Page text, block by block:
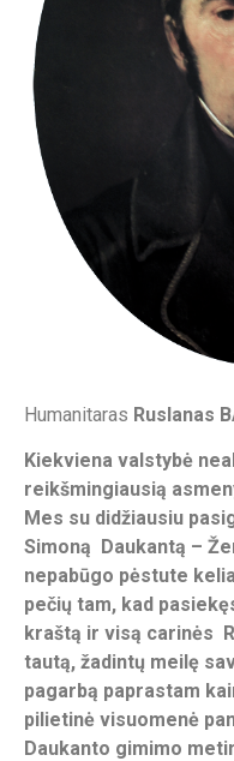
Humanitaras Ruslanas
Kiekviena valstybė
reikšmingiausią
Mes su didžiausiu
Simoną Daukantą –
nepabūgo pėstute
pečių tam, kad
kraštą ir visą carinės
tautą, žadintų meilę
pagarbą paprastam
pilietinė visuomenė
Daukanto gimimo